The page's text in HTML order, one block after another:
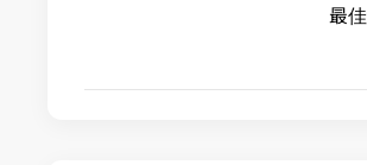
最